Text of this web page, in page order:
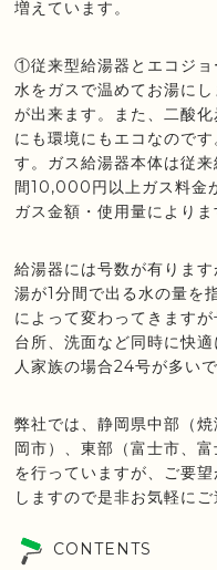
増えています。
①従来型給湯器とエコジ
水をガスで温めてお湯に
が出来ます。また、二酸
にも環境にもエコなので
す。ガス給湯器本体は従
間10,000円以上ガス料金
ガス金額・使用量によりま
給湯器には号数が有りま
湯が1分間で出る水の量を
によって変わってきます
台所、洗面など同時に快
人家族の場合24号が多いで
弊社では、静岡県中部（
岡市）、東部（富士市、
を行っていますが、ご要
しますので是非お気軽にご
CONTENTS